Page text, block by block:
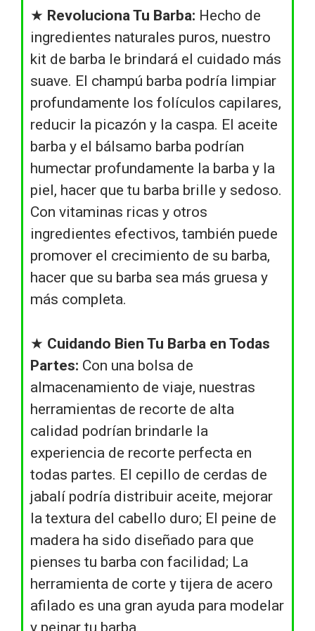
★ Revoluciona Tu Barba: Hecho de
ingredientes naturales puros, nuestro
kit de barba le brindará el cuidado más
suave. El champú barba podría limpiar
profundamente los folículos capilares,
reducir la picazón y la caspa. El aceite
barba y el bálsamo barba podrían
humectar profundamente la barba y la
piel, hacer que tu barba brille y sedoso.
Con vitaminas ricas y otros
ingredientes efectivos, también puede
promover el crecimiento de su barba,
hacer que su barba sea más gruesa y
más completa.
★ Cuidando Bien Tu Barba en Todas
Partes: Con una bolsa de
almacenamiento de viaje, nuestras
herramientas de recorte de alta
calidad podrían brindarle la
experiencia de recorte perfecta en
todas partes. El cepillo de cerdas de
jabalí podría distribuir aceite, mejorar
la textura del cabello duro; El peine de
madera ha sido diseñado para que
pienses tu barba con facilidad; La
herramienta de corte y tijera de acero
afilado es una gran ayuda para modelar
y peinar tu barba.